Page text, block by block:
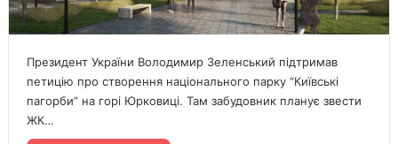
Президент України Володимир Зеленський підтримав
петицію про створення національного парку “Київські
пагорби” на горі Юрковиці. Там забудовник планує звести
ЖК…